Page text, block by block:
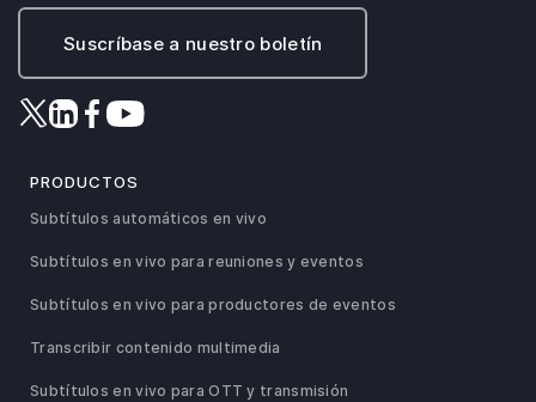
Suscríbase a nuestro boletín
PRODUCTOS
Subtítulos automáticos en vivo
Subtítulos en vivo para reuniones y eventos
Subtítulos en vivo para productores de eventos
Transcribir contenido multimedia
Subtítulos en vivo para OTT y transmisión